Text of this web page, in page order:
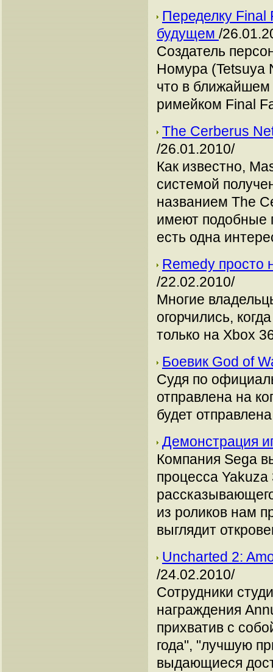
Переделку
будущем /
Создатель
Номура (Tetsuya
что в ближайшем
римейком Final
The Cerberus
/26.01.2010/
Как известно,
системой
названием The
имеют подобные
есть одна
Remedy просто
/22.02.2010/
Многие
огорчились,
только на Xbox
Боевик God of
Судя по
отправлена на
будет
Демонстрация
Компания Sega
процесса
из роликов нам
выглядит
Uncharted 2:
/24.02.2010/
Сотрудники
награждения
прихватив с
года", "лучшую
выдающиеся